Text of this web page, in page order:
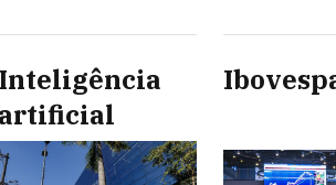
Inteligência
artificial